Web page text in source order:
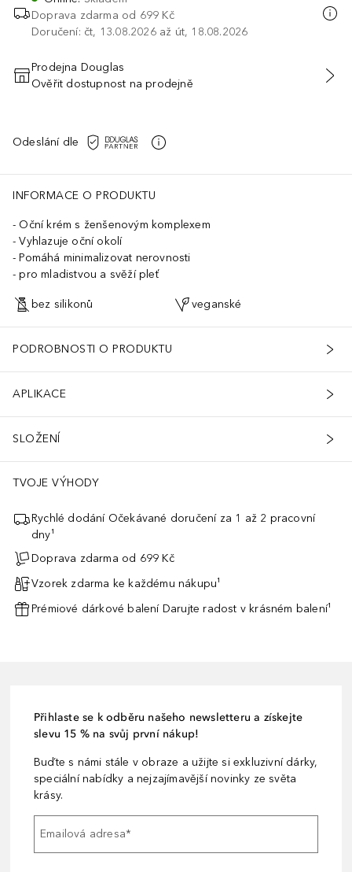
Doprava zdarma od 699 Kč
Doručení: čt, 13.08.2026 až út, 18.08.2026
PŘIDAT DO KOŠÍKU
Prodejna Douglas
Ověřit dostupnost na prodejně
Odeslání dle
INFORMACE O PRODUKTU
Oční krém s ženšenovým komplexem
Vyhlazuje oční okolí
Pomáhá minimalizovat nerovnosti
pro mladistvou a svěží pleť
bez silikonů veganské
PODROBNOSTI O PRODUKTU
APLIKACE
SLOŽENÍ
TVOJE VÝHODY
Rychlé dodání Očekávané doručení za 1 až 2 pracovní
dny¹
Doprava zdarma od 699 Kč
Vzorek zdarma ke každému nákupu¹
Prémiové dárkové balení Darujte radost v krásném balení¹
Přihlaste se k odběru našeho newsletteru a získejte
slevu 15 % na svůj první nákup!
Buďte s námi stále v obraze a užijte si exkluzivní dárky,
speciální nabídky a nejzajímavější novinky ze světa
krásy.
Emailová adresa*